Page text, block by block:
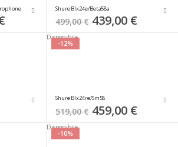
Shure Blx24e/Beta58a
499,00 € Special
Price
439,00 €
-12%
Disponibile
Shure Blx24re/Sm58
519,00 € Special
Price
459,00 €
-10%
Disponibile